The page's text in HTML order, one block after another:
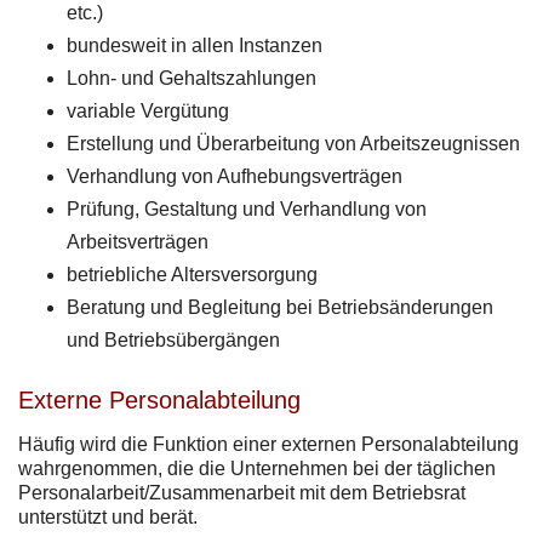
etc.)
bundesweit in allen Instanzen
Lohn- und Gehaltszahlungen
variable Vergütung
Erstellung und Überarbeitung von Arbeitszeugnissen
Verhandlung von Aufhebungsverträgen
Prüfung, Gestaltung und Verhandlung von
Arbeitsverträgen
betriebliche Altersversorgung
Beratung und Begleitung bei Betriebsänderungen
und Betriebsübergängen
Externe Personalabteilung
Häufig wird die Funktion einer externen Personalabteilung
wahrgenommen, die die Unternehmen bei der täglichen
Personalarbeit/Zusammenarbeit mit dem Betriebsrat
unterstützt und berät.